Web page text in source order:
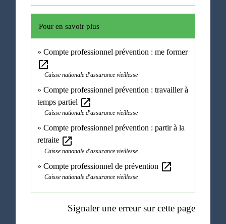
Pour en savoir plus
Compte professionnel prévention : me former
open_in_new
Caisse nationale d'assurance vieillesse
Compte professionnel prévention : travailler à
temps partiel open_in_new
Caisse nationale d'assurance vieillesse
Compte professionnel prévention : partir à la
retraite open_in_new
Caisse nationale d'assurance vieillesse
Compte professionnel de prévention open_in_new
Caisse nationale d'assurance vieillesse
Signaler une erreur sur cette page